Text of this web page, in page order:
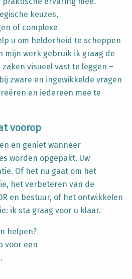
keuzes,
of complexe
u om helderheid te scheppen
mijn werk gebruik ik graag de
visueel vast te leggen –
zware en ingewikkelde vragen
en iedereen mee te
voorop
en geniet wanneer
worden opgepakt. Uw
Of het nu gaat om het
het verbeteren van de
en bestuur, of het ontwikkelen
ik sta graag voor u klaar.
helpen?
voor een